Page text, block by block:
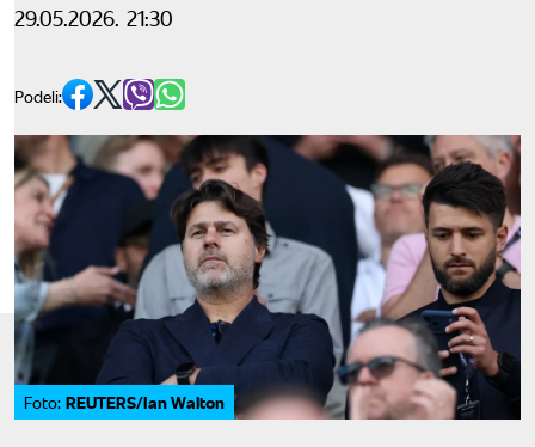
29.05.2026. 21:30
Podeli:
Foto: REUTERS/Ian Walton